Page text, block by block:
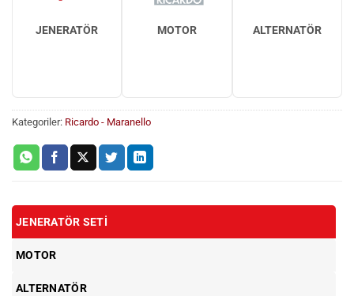
JENERATÖR MOTOR ALTERNATÖR
Kategoriler: Ricardo - Maranello
JENERATÖR SETI
MOTOR
ALTERNATÖR